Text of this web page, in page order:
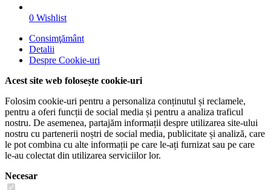
0 Wishlist
Consimţământ
Detalii
Despre Cookie-uri
Acest site web folosește cookie-uri
Folosim cookie-uri pentru a personaliza conținutul și reclamele,
pentru a oferi funcții de social media și pentru a analiza traficul
nostru. De asemenea, partajăm informații despre utilizarea site-ului
nostru cu partenerii noștri de social media, publicitate și analiză, care
le pot combina cu alte informații pe care le-ați furnizat sau pe care
le-au colectat din utilizarea serviciilor lor.
Necesar